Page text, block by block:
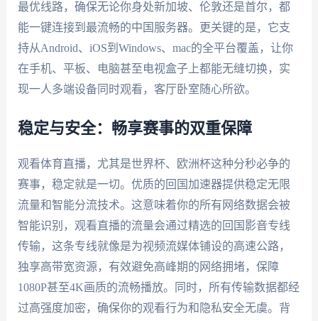
最优线路，确保无论你身处新加坡、伦敦还是首尔，都
能一键连接到最流畅的中国服务器。更关键的是，它支
持从Android、iOS到Windows、mac的全平台覆盖，让你
在手机、平板、电脑甚至电视盒子上都能无缝切换，实
现一人多端设备同时观看，客厅卧室随心所欲。
稳定与安全：畅享赛事的双重保障
观看体育直播，尤其是世界杯、欧洲杯这种分秒必争的
赛事，稳定就是一切。优质的回国加速器提供稳定无限
流量和智能分流技术。这意味着你的所有网络数据会被
智能识别，观看直播的流量会通过精选的回国影音专线
传输，这条专线就像是为视频流媒体铺设的高速公路，
独享高带宽资源，有效避免高峰期的网络拥堵，保障
1080P甚至4K画质的流畅播放。同时，所有传输数据都经
过高强度加密，确保你的观看行为和隐私安全无虞。背